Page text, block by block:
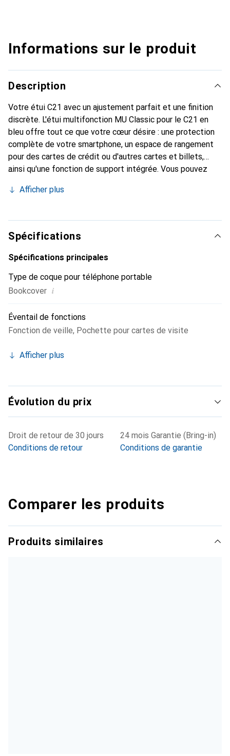
Informations sur le produit
Description
Votre étui C21 avec un ajustement parfait et une finition
discrète. L'étui multifonction MU Classic pour le C21 en
bleu offre tout ce que votre cœur désire : une protection
complète de votre smartphone, un espace de rangement
pour des cartes de crédit ou d'autres cartes et billets,
ainsi qu'une fonction de support intégrée. Vous pouvez
des vidéos confortablement. En plus de ces
smartphone un look classique en cuir. Grâce à la fermeture
magnétique, cet étui C21 protège votre appareil dans
toutes les situations - tout en permettant d'utiliser
toutes les fonctions de votre smartphone sans problème,
Afficher plus
Spécifications
Spécifications principales
Type de coque pour téléphone portable
Bookcover i
Éventail de fonctions
Fonction de veille, Pochette pour cartes de visite
Afficher plus
Évolution du prix
Droit de retour de 30 jours
Conditions de retour
24 mois Garantie (Bring-in)
Conditions de garantie
Comparer les produits
Produits similaires